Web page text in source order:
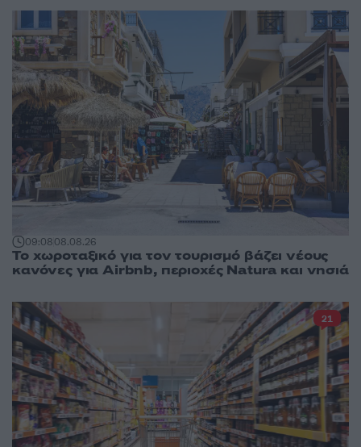
09:0808.08.26
Το χωροταξικό για τον τουρισμό βάζει νέους
κανόνες για Airbnb, περιοχές Natura και νησιά
21